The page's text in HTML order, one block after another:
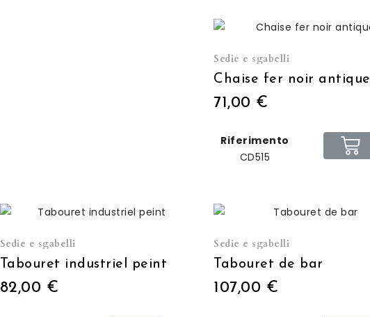
Sedie e sgabelli
Chaise fer noir antique
71,00 €
Riferimento
CD515
Sedie e sgabelli
Tabouret industriel peint
82,00 €
Sedie e sgabelli
Tabouret de bar
107,00 €